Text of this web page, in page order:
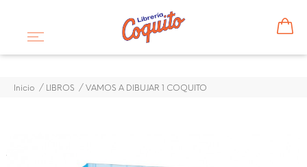
Inicio LIBROS VAMOS A DIBUJAR 1 COQUITO